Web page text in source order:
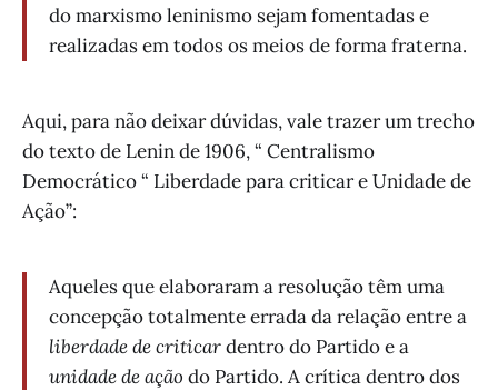
do marxismo leninismo sejam fomentadas e
realizadas em todos os meios de forma fraterna.
Aqui, para não deixar dúvidas, vale trazer um trecho
do texto de Lenin de 1906, “ Centralismo
Democrático “ Liberdade para criticar e Unidade de
Ação”:
Aqueles que elaboraram a resolução têm uma
concepção totalmente errada da relação entre a
liberdade de criticardentro do Partido e a
unidade de ação do Partido. A crítica dentro dos